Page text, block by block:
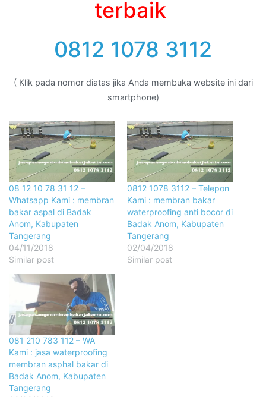
terbaik
0812 1078 3112
( Klik pada nomor diatas jika Anda membuka website ini dari
smartphone)
08 12 10 78 31 12 –
Whatsapp Kami : membran
bakar aspal di Badak
Anom, Kabupaten
Tangerang
04/11/2018
Similar post
0812 1078 3112 – Telepon
Kami : membran bakar
waterproofing anti bocor di
Badak Anom, Kabupaten
Tangerang
02/04/2018
Similar post
081 210 783 112 – WA
Kami : jasa waterproofing
membran asphal bakar di
Badak Anom, Kabupaten
Tangerang